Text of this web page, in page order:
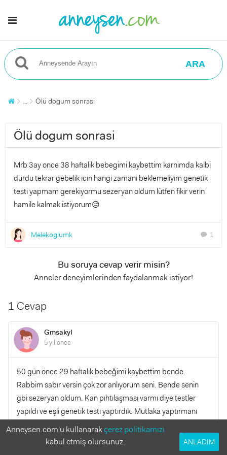
ARA
... Ölü dogum sonrasi
Ölü dogum sonrasi
Mrb 3ay once 38 haftalik bebegimi kaybettim karnimda kalbi
durdu tekrar gebelik icin hangi zamani beklemeliyim genetik
testi yapmam gerekiyormu sezeryan oldum lütfen fikir verin
hamile kalmak istiyorum😔
Melekoglumk chat 1
Bu soruya cevap verir misin?
Anneler deneyimlerinden faydalanmak istiyor!
1 Cevap
Gmsakyl
5 yıl önce
50 gün önce 29 haftalık bebeğimi kaybettim bende.
Rabbim sabır versin çok zor anlıyorum seni. Bende senin
gbi sezeryan oldum. Kan pıhtılaşması varmı diye testler
yapıldı ve eşli genetik testi yaptırdık. Mutlaka yaptırmanı
öneririm. En azından birdahaki hamileliğimzde temkinli
oluruz. Test sonuçlarımız temiz çıksa bile üstümüze düşeni
yaptırdık diye vicdanımız rahat eder. Doktorum Bana 6 ay
Anneysen.com'u kullanarakçerez politikamızı
kabul etmiş olursunuz.
ANLADIM